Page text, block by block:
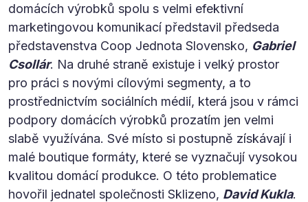
domácích výrobků spolu s velmi efektivní
marketingovou komunikací představil předseda
představenstva Coop Jednota Slovensko, Gabriel
Csollár. Na druhé straně existuje i velký prostor
pro práci s novými cílovými segmenty, a to
prostřednictvím sociálních médií, která jsou v rámci
podpory domácích výrobků prozatím jen velmi
slabě využívána. Své místo si postupně získávají i
malé boutique formáty, které se vyznačují vysokou
kvalitou domácí produkce. O této problematice
hovořil jednatel společnosti Sklizeno, David Kukla.